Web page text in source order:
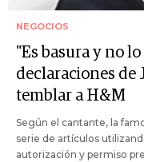
NEGOCIOS
"Es basura y no
declaraciones de
temblar a H&M
Según el cantante, la
serie de artículos
autorización y permiso